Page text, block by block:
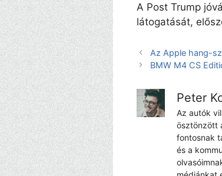
A Post Trump
látogatását,
Az Apple hang-
BMW M4 CS
Peter
Az autók
ösztönzött
fontosnak
és a